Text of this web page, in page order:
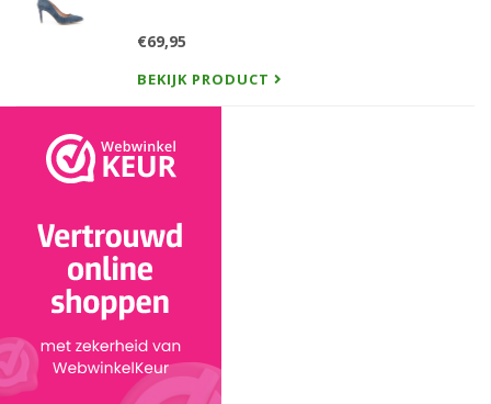
€69,95
BEKIJK PRODUCT